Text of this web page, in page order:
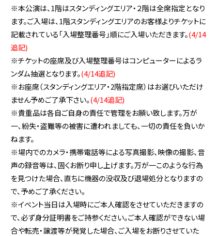
※本公演は、1階はスタンディングエリア・２階は全席指定となり
ます。ご入場は、1階スタンディングエリアのお客様よりチケットに
記載されている「入場整理番号」順にご入場いただきます。(4/14
追記)
※チケットの座席及び入場整理番号はコンピューターによるラ
ンダム抽選となります。(4/14追記)
※お座席（スタンディングエリア・2階指定席）はお選びいただけ
ません予めご了承下さい。(4/14追記)
※貴重品は各自ご自身の責任で管理をお願い致します。万が
一、紛失・盗難等の被害に遭われましても、一切の責任を負いか
ねます。
※場内でのカメラ・携帯電話等による写真撮影、映像の撮影、音
声の録音等は、固くお断り申し上げます。万が一このような行為
を見つけた場合、直ちに機器の没収及び退場処分となりますの
で、予めご了承ください。
※イベント当日は入場時にご本人確認をさせていただきますの
で、必ず身分証明書をご持参ください。ご本人確認ができない場
合や転売・譲渡等が発覚した場合、ご入場をお断りさせていた